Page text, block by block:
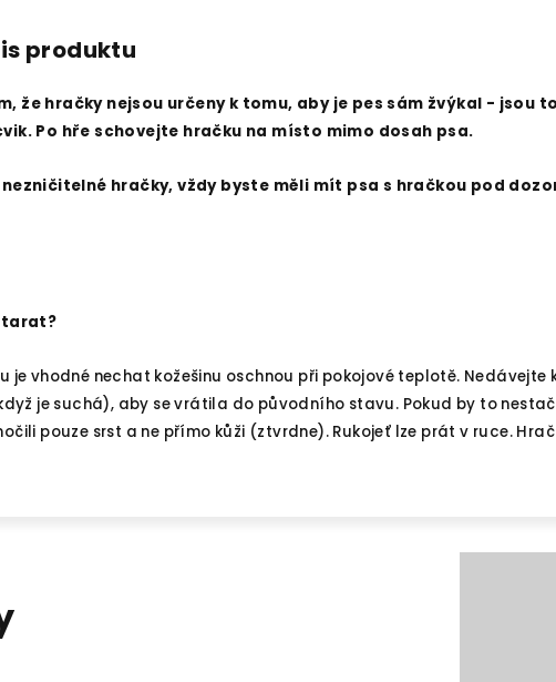
produktu
že hračky nejsou určeny k tomu, aby je pes sám žvýkal - jsou
Po hře schovejte hračku na místo mimo dosah psa.
hračky, vždy byste měli mít psa s hračkou pod
je vhodné nechat kožešinu oschnou při pokojové teplotě.
je suchá), aby se vrátila do původního stavu. Pokud by to
pouze srst a ne přímo kůži (ztvrdne). Rukojeť lze prát v ruce.